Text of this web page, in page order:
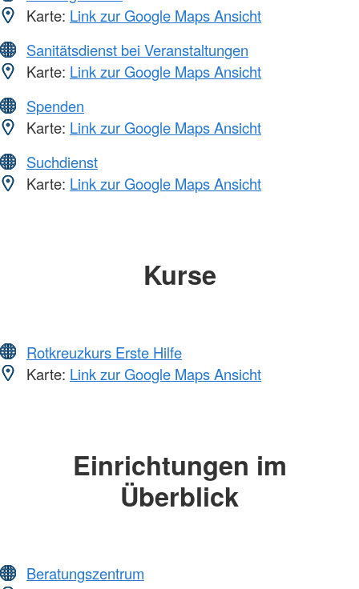
Karte: Link zur Google Maps Ansicht
Sanitätsdienst bei Veranstaltungen
Karte: Link zur Google Maps Ansicht
Spenden
Karte: Link zur Google Maps Ansicht
Suchdienst
Karte: Link zur Google Maps Ansicht
Kurse
Rotkreuzkurs Erste Hilfe
Karte: Link zur Google Maps Ansicht
Einrichtungen im
Überblick
Beratungszentrum